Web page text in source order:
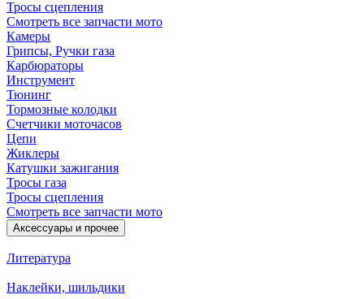
Тросы сцепления
Смотреть все запчасти мото
Камеры
Грипсы, Ручки газа
Карбюраторы
Инструмент
Тюнинг
Тормозные колодки
Счетчики моточасов
Цепи
Жиклеры
Катушки зажигания
Тросы газа
Тросы сцепления
Смотреть все запчасти мото
Аксессуары и прочее
Литература
Наклейки, шильдики